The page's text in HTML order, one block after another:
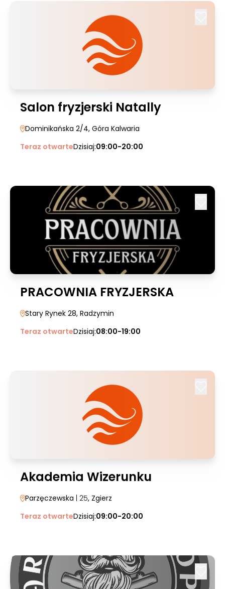
Salon fryzjerski Natally
Dominikańska 2/4, Góra Kalwaria
Teraz otwarteDzisiaj:09:00-20:00
PRACOWNIA FRYZJERSKA
Stary Rynek 28, Radzymin
Teraz otwarteDzisiaj:08:00-19:00
Akademia Wizerunku
Parzęczewska | 25, Zgierz
Teraz otwarteDzisiaj:09:00-20:00